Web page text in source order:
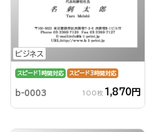
ビジネス
スピード1時間対応 スピード3時間対応
b-0003 100枚 1,870円